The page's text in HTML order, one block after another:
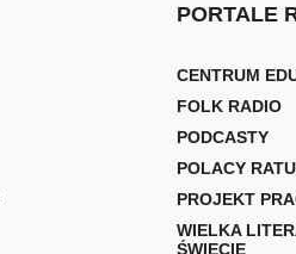
PORTALE
CENTRUM
FOLK RADIO
PODCASTY
POLACY
PROJEKT
WIELKA
ŚWIECIE